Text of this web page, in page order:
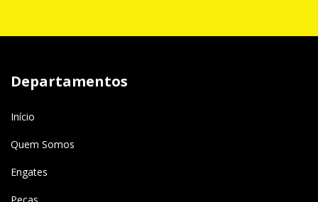
Departamentos
Início
Quem Somos
Engates